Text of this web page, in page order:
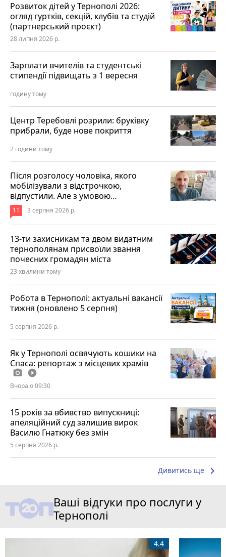
Розвиток дітей у Тернополі 2026:
огляд гуртків, секцій, клубів та студій
(партнерський проєкт)
28 липня 2026 р.
Зарплати вчителів та студентські
стипендії підвищать з 1 вересня
годину тому
Центр Теребовлі розрили: бруківку
прибрали, буде нове покриття
2 години тому
Після розголосу чоловіка, якого
мобілізували з відстрочкою,
відпустили. Але з умовою…
11 3 серпня 2026 р.
13-ти захисникам та двом видатним
тернополянам присвоїли звання
почесних громадян міста
23 хвилини тому
Робота в Тернополі: актуальні вакансії
тижня (оновлено 5 серпня)
5 серпня 2026 р.
Як у Тернополі освячують кошики на
Спаса: репортаж з місцевих храмів
photo_camera play_circle_filled
Вчора о 09:30
15 років за вбивство випускниці:
апеляційний суд залишив вирок
Василю Гнатюку без змін
5 серпня 2026 р.
Дивитись ще keyboard_arrow_right
Ваші відгуки про послуги у
Тернополі
4.4